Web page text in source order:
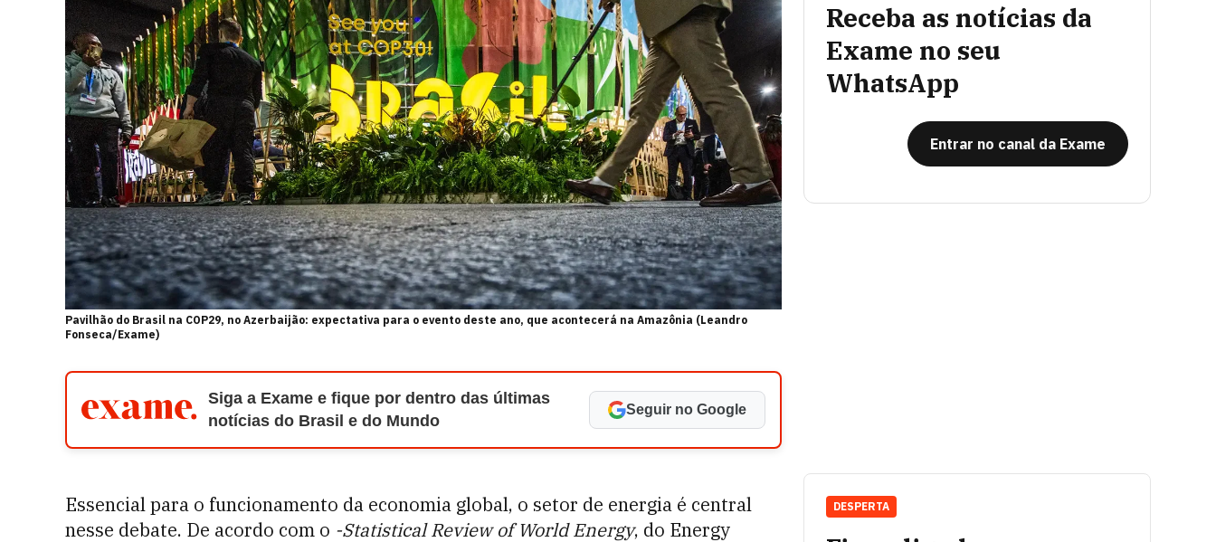
Pavilhão do Brasil na COP29, no Azerbaijão: expectativa para o evento deste ano, que acontecerá na Amazônia (Leandro
Fonseca/Exame)
Siga a Exame e fique por dentro das últimas
notícias do Brasil e do Mundo
Seguir no Google
Essencial para o funcionamento da economia global, o setor de energia é central
nesse debate. De acordo com o -Statistical Review of World Energy, do Energy
Receba as notícias da
Exame no seu
WhatsApp
Entrar no canal da Exame
DESPERTA